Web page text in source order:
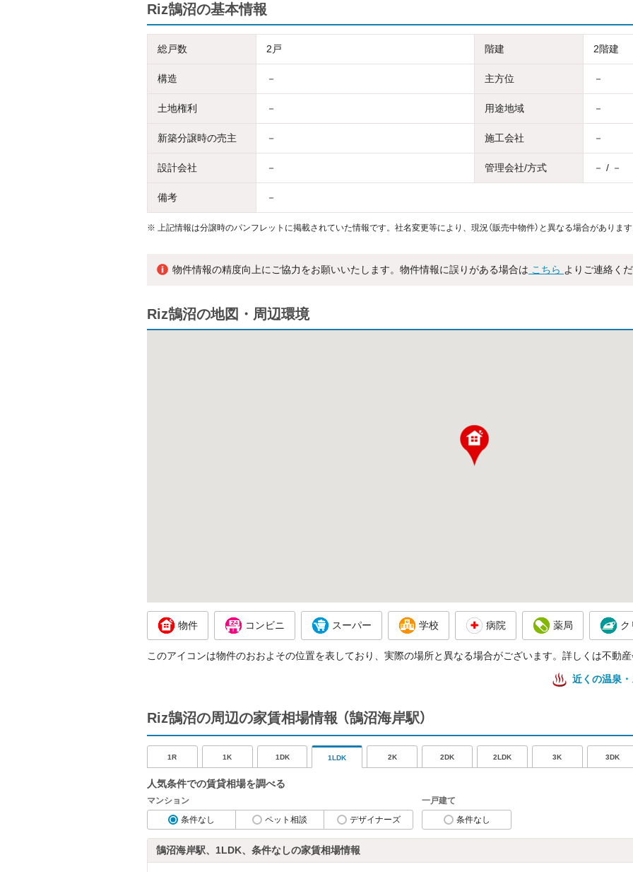
Riz鵠沼の基本情報
総戸数 2戸 階建 2階建
構造 － 主方位 －
土地権利 － 用途地域 －
新築分譲時の売主 － 施工会社 －
設計会社 － 管理会社/方式 － / －
備考 －
※ 上記情報は分譲時のパンフレットに掲載されていた情報です。社名変更等により、現況（販売中物件）と異なる場合があります
物件情報の精度向上にご協力をお願いいたします。物件情報に誤りがある場合は こちら よりご連絡くだ
Riz鵠沼の地図・周辺環境
物件 コンビニ スーパー 学校 病院 薬局 ク
このアイコンは物件のおおよその位置を表しており、実際の場所と異なる場合がございます。詳しくは不動産
近くの温泉
Riz鵠沼の周辺の家賃相場情報 （鵠沼海岸駅）
1R 1K 1DK 1LDK 2K 2DK 2LDK 3K 3DK
人気条件での賃貸相場を調べる
マンション
条件なし
ペット相談 デザイナーズ
一戸建て
条件なし
鵠沼海岸駅、1LDK、条件なしの家賃相場情報